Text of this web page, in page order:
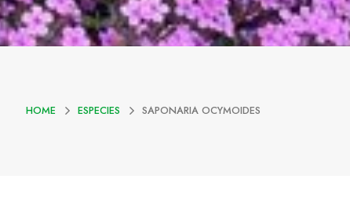
HOME ESPECIES SAPONARIA OCYMOIDES